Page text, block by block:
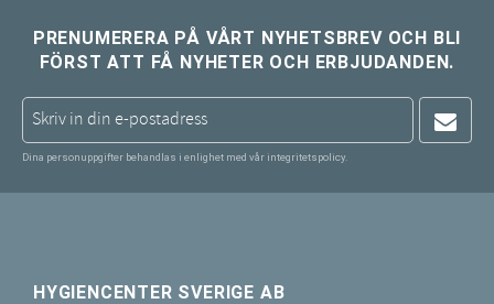
PRENUMERERA PÅ VÅRT NYHETSBREV OCH BLI
FÖRST ATT FÅ NYHETER OCH ERBJUDANDEN.
Dina personuppgifter behandlas i enlighet med vår integritetspolicy.
HYGIENCENTER SVERIGE AB